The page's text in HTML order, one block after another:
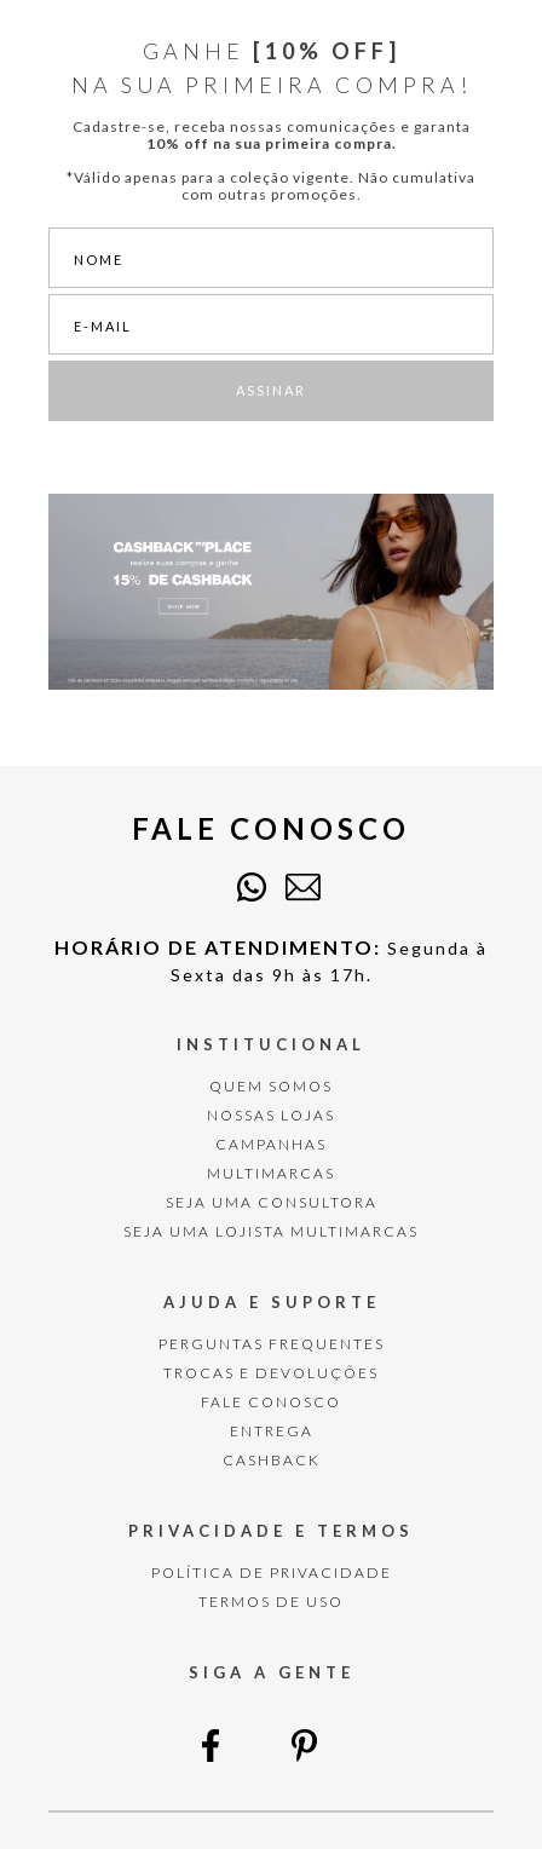
GANHE
[10% OFF]
NA SUA PRIMEIRA COMPRA!
Cadastre-se, receba nossas comunicações e garanta
10% off na sua primeira compra.
*Válido apenas para a coleção vigente. Não cumulativa
com outras promoções.
ASSINAR
FALE CONOSCO
HORÁRIO DE ATENDIMENTO: Segunda à
Sexta das 9h às 17h.
INSTITUCIONAL
QUEM SOMOS
NOSSAS LOJAS
CAMPANHAS
MULTIMARCAS
SEJA UMA CONSULTORA
SEJA UMA LOJISTA MULTIMARCAS
AJUDA E SUPORTE
PERGUNTAS FREQUENTES
TROCAS E DEVOLUÇÕES
FALE CONOSCO
ENTREGA
CASHBACK
PRIVACIDADE E TERMOS
POLÍTICA DE PRIVACIDADE
TERMOS DE USO
SIGA A GENTE